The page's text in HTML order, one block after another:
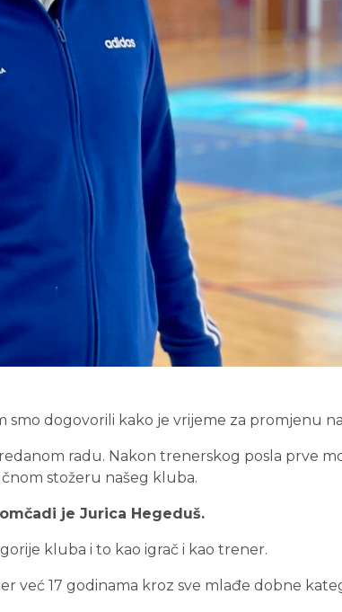
smo dogovorili kako je vrijeme za promjenu
radu. Nakon trenerskog posla prve
stožeru našeg kluba.
je Jurica Hegeduš.
kluba i to kao igrač i kao trener.
već 17 godinama kroz sve mlađe dobne